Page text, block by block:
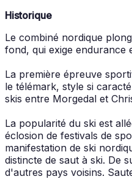
Historique
Le combiné nordique
fond, qui exige endurance
La première épreuve
le télémark, style si
skis entre Morgedal et
La popularité du ski est
éclosion de festivals de
manifestation de ski
distincte de saut à ski. De
d'autres pays voisins.